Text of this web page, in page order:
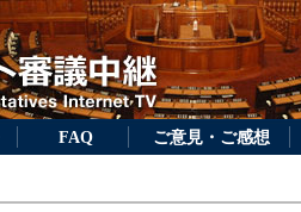
FAQ ご意見・ご感想